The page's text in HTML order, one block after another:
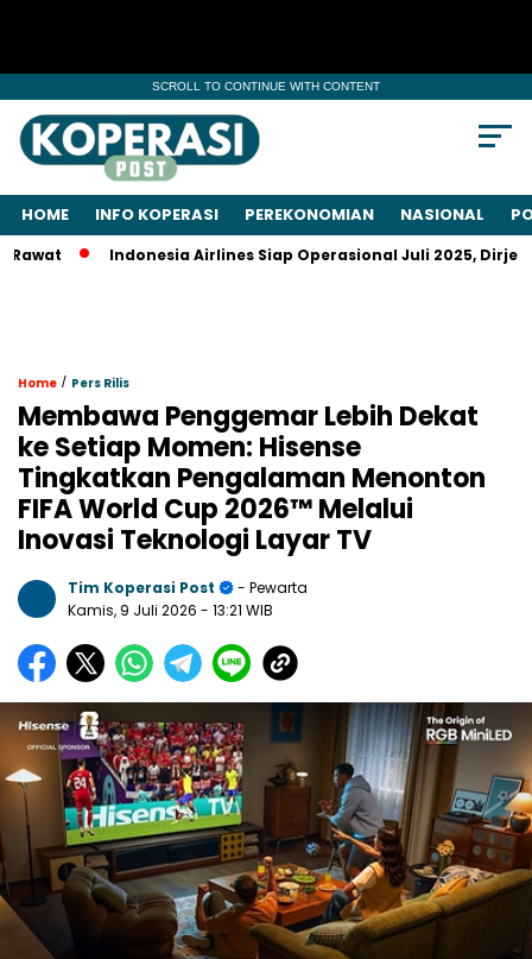
SCROLL TO CONTINUE WITH CONTENT
HOME INFO KOPERASI PEREKONOMIAN NASIONAL
Indonesia Airlines Siap Operasional Juli 2025, Dirjen
Home / Pers Rilis
Membawa Penggemar Lebih Dekat
ke Setiap Momen: Hisense
Tingkatkan Pengalaman Menonton
FIFA World Cup 2026™ Melalui
Inovasi Teknologi Layar TV
Tim Koperasi Post
- Pewarta
Kamis, 9 Juli 2026 - 13:21 WIB